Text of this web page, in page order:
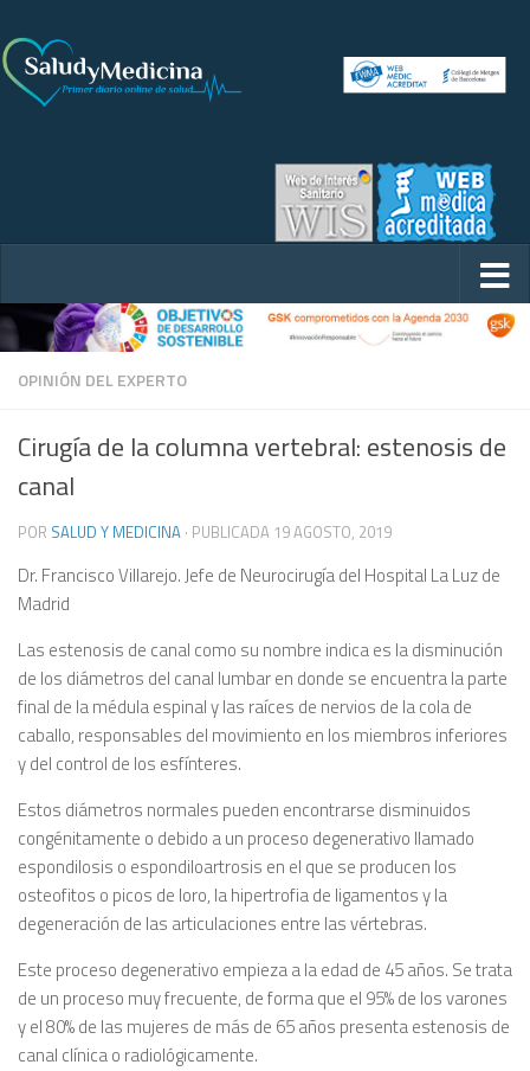
OPINIÓN DEL EXPERTO
Cirugía de la columna vertebral: estenosis de
canal
POR SALUD Y MEDICINA · PUBLICADA 19 AGOSTO, 2019
Dr. Francisco Villarejo. Jefe de Neurocirugía del Hospital La Luz de
Madrid
Las estenosis de canal como su nombre indica es la disminución
de los diámetros del canal lumbar en donde se encuentra la parte
final de la médula espinal y las raíces de nervios de la cola de
caballo, responsables del movimiento en los miembros inferiores
y del control de los esfínteres.
Estos diámetros normales pueden encontrarse disminuidos
congénitamente o debido a un proceso degenerativo llamado
espondilosis o espondiloartrosis en el que se producen los
osteofitos o picos de loro, la hipertrofia de ligamentos y la
degeneración de las articulaciones entre las vértebras.
Este proceso degenerativo empieza a Ia edad de 45 años. Se trata
de un proceso muy frecuente, de forma que el 95% de los varones
y el 80% de las mujeres de más de 65 años presenta estenosis de
canal clínica o radiológicamente.